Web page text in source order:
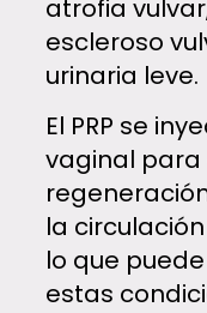
atrofia
escleroso
urinaria leve.
El PRP se
vaginal para
la
lo que
estas